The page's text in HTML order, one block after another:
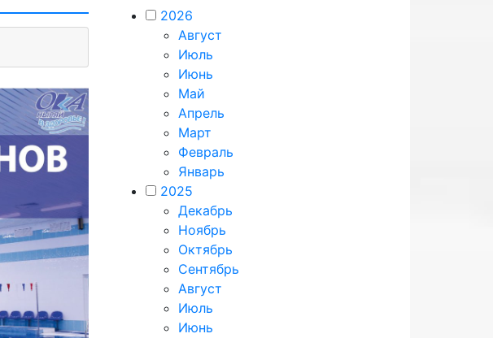
2026
Август
Июль
Июнь
Май
Апрель
Март
Февраль
Январь
2025
Декабрь
Ноябрь
Октябрь
Сентябрь
Август
Июль
Июнь